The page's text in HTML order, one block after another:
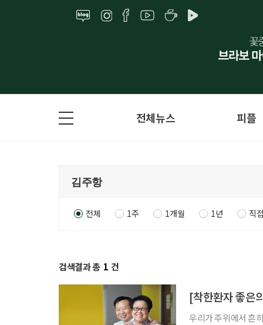
전체뉴스 피플
전체 1주 1개월 1년 직
검색결과 총 1 건
우리가 주위에서 흔